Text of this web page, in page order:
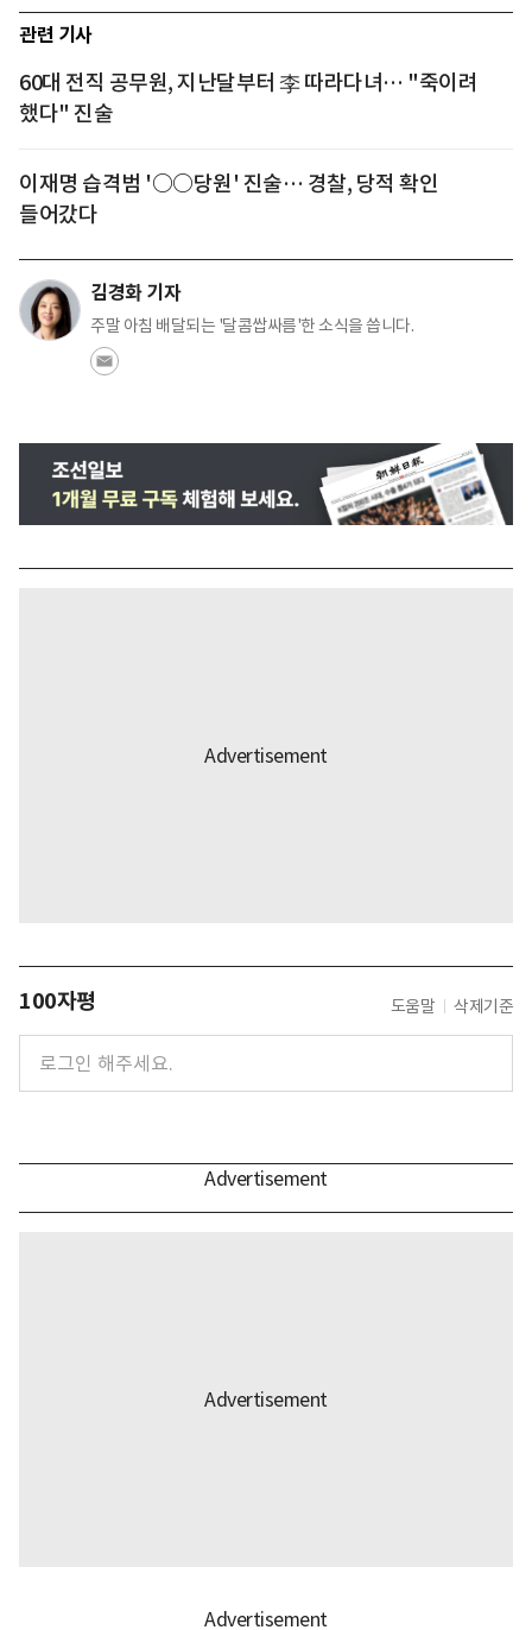
관련 기사
60대 전직 공무원, 지난달부터 李 따라다녀… "죽이려
했다" 진술
이재명 습격범 '○○당원' 진술… 경찰, 당적 확인
들어갔다
김경화 기자
주말 아침 배달되는 '달콤쌉싸름'한 소식을 씁니다.
100자평 도움말 삭제기준